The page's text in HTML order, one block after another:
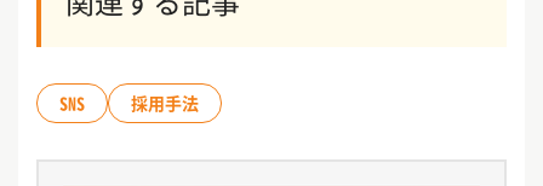
SNS 採用手法